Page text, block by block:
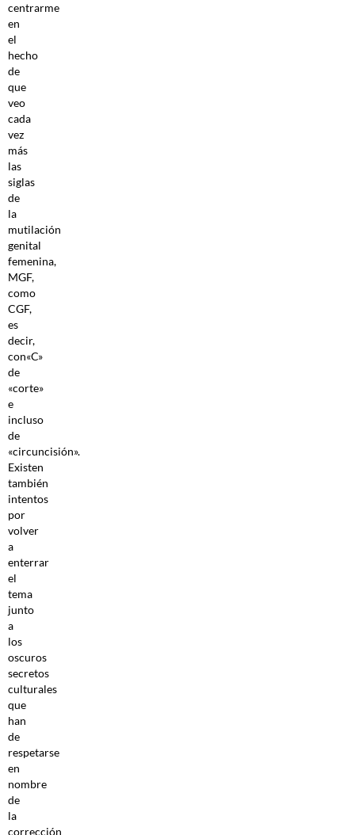
centrarme
en
el
hecho
de
que
veo
cada
vez
más
las
siglas
de
la
mutilación
genital
femenina,
MGF,
como
CGF,
es
decir,
con«C»
de
«corte»
e
incluso
de
«circuncisión».
Existen
también
intentos
por
volver
a
enterrar
el
tema
junto
a
los
oscuros
secretos
culturales
que
han
de
respetarse
en
nombre
de
la
corrección